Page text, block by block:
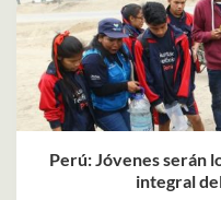
Perú: Jóvenes serán
integral